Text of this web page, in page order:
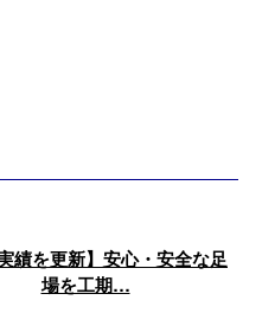
績を更新】安心・安全な足
場を工期…